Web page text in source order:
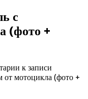
с
(фото +
к записи
от мотоцикла (фото +